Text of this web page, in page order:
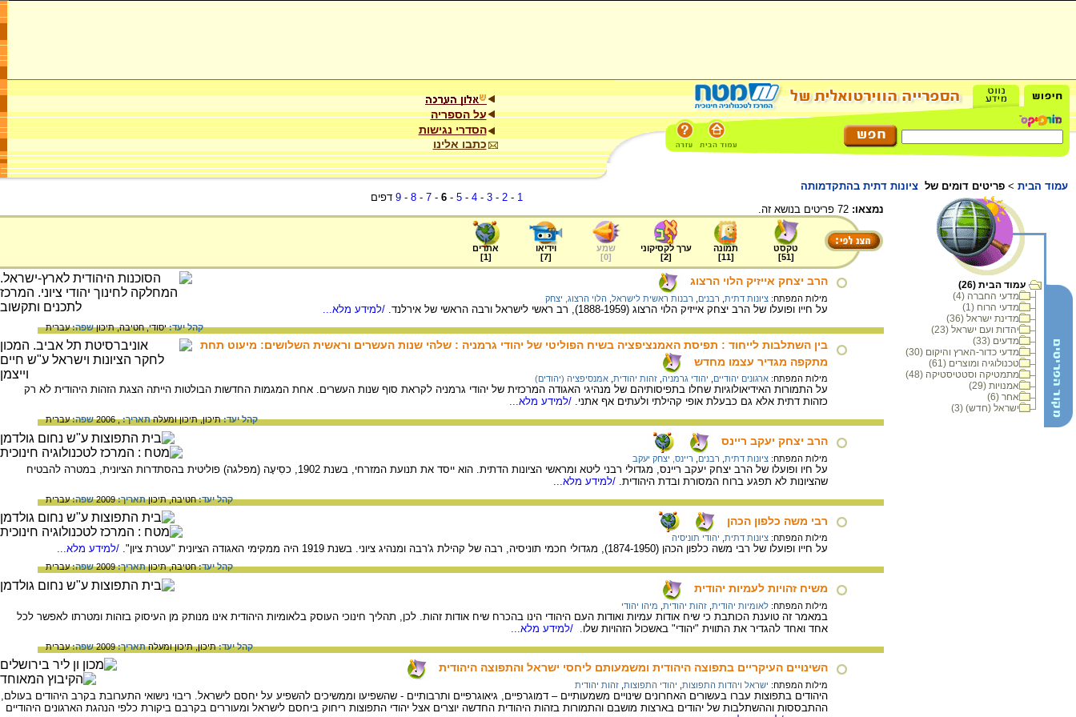
על הספריה
הסדרי נגישות
כתבו אלינו
עמוד הבית > פריטים דומים של ציונות דתית בהתקדמותה
עמוד הבית (26)
מדעי החברה (4)
מדעי הרוח (1)
מדינת ישראל (36)
יהדות ועם ישראל (23)
מדעים (33)
מדעי כדור-הארץ והיקום (30)
טכנולוגיה ומוצרים (61)
מתמטיקה וסטטיסטיקה (48)
אמנויות (29)
אחר (6)
ישראל (חדש) (3)
1
-
2
-
3
-
4
-
5
-
6
-
7
-
8
-
9 דפים
נמצאו:
טקסט
[
51
]
תמונה
[
11
]
ערך לקסיקוני
[
2
]
שמע
[
0
]
וידיאו
[
7
]
אתרים
[
1
]
הרב יצחק אייזיק הלוי הרצוג
מילות המפתח: ציונות דתית רבנים רבנות ראשית לישראל הלוי הרצוג, יצחק
על חייו ופועלו של הרב יצחק אייזיק הלוי הרצוג (1888-1959), רב ראשי לישראל ורבה הראשי של אירלנד. /למידע מלא...
קהל יעד:יסודי,חטיבה,תיכוןשפה:עברית
בין השתלבות לייחוד : תפיסת האמנציפציה בשיח הפוליטי של יהודי גרמניה : שלהי שנות העשרים וראשית השלושים: מיעוט תחת
מתקפה מגדיר עצמו מחדש
מילות המפתח: ארגונים יהודיים יהודי גרמניה זהות יהודית אמנסיפציה (יהודים)
על התמורות האידיאולוגיות שחלו בתפיסותיהם של מנהיגי האגודה המרכזית של יהודי גרמניה לקראת סוף שנות העשרים. אחת המגמות החדשות הבולטות הייתה הצגת הזהות היהודית לא רק
כזהות דתית אלא גם כבעלת אופי קהילתי ולעתים אף אתני. /למידע מלא...
קהל יעד:תיכון,תיכון ומעלהתאריך:, 2006 שפה:עברית
הרב יצחק יעקב ריינס
מילות המפתח: ציונות דתית רבנים ריינס, יצחק יעקב
על חיו ופועלו של הרב יצחק יעקב ריינס, מגדולי רבני ליטא ומראשי הציונות הדתית. הוא ייסד את תנועת המזרחי, בשנת 1902, כסִיעָה (מפלגה) פוליטית בהסתדרות הציונית, במטרה להבטיח
שהציונות לא תפגע ברוח המסורת ובדת היהודית. /למידע מלא...
קהל יעד:חטיבה,תיכוןתאריך:2009 שפה:עברית
רבי משה כלפון הכהן
מילות המפתח: ציונות דתית יהודי תוניסיה
על חייו ופועלו של רבי משה כלפון הכהן (1874-1950), מגדולי חכמי תוניסיה, רבה של קהילת ג'רבה ומנהיג ציוני. בשנת 1919 היה ממקימי האגודה הציונית "עטרת ציון". /למידע מלא...
קהל יעד:חטיבה,תיכוןתאריך:2009 שפה:עברית
משיח זהויות לעמיות יהודית
מילות המפתח: לאומיות יהודית זהות יהודית מיהו יהודי
במאמר זה טוענת הכותבת כי שיח אודות עמיות ואודות העם היהודי הינו בהכרח שיח אודות זהות. לכן, תהליך חינוכי העוסק בלאומיות היהודית אינו מנותק מן העיסוק בזהות ומטרתו לאפשר לכל
אחד ואחד להגדיר את התווית "יהודי" באשכול הזהויות שלו.
/למידע מלא...
קהל יעד:תיכון,תיכון ומעלהתאריך:2009 שפה:עברית
השינויים העיקריים בתפוצה היהודית ומשמעותם ליחסי ישראל והתפוצה היהודית
מילות המפתח: ישראל ויהדות התפוצות יהודי התפוצות זהות יהודית
היהודים בתפוצות עברו בעשורים האחרונים שינויים משמעותיים – דמוגרפיים, גיאוגרפיים ותרבותיים - שהשפיעו וממשיכים להשפיע על יחסם לישראל. ריבוי נישואי התערובת בקרב היהודים בעולם,
ההתבססות וההשתלבות של יהודים בארצות מושבם והתמורות בזהות היהודית החדשה יוצרים אצל יהודי התפוצות ריחוק ביחסם לישראל ומעוררים בקרבם ביקורת כלפי הנהגת הארגונים היהודיים